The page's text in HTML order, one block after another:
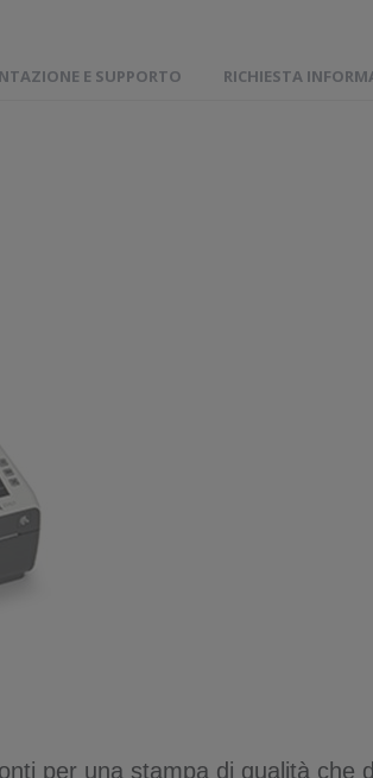
E SUPPORTO RICHIESTA
per una stampa di qualità che